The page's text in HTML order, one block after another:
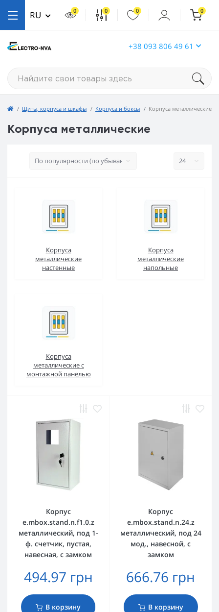
+38 093 806 49 61
RU 0 0 0 0
Щиты, корпуса и шкафы Корпуса и боксы Корпуса металлические
Корпуса металлические
Корпуса
металлические
настенные
Корпуса
металлические
напольные
Корпуса
металлические с
монтажной панелью
Корпус
e.mbox.stand.n.f1.0.z
металлический, под 1-
ф. счетчик, пустая,
навесная, с замком
494.97 грн
В корзину
Корпус
e.mbox.stand.n.24.z
металлический, под 24
мод., навесной, с
замком
666.76 грн
В корзину